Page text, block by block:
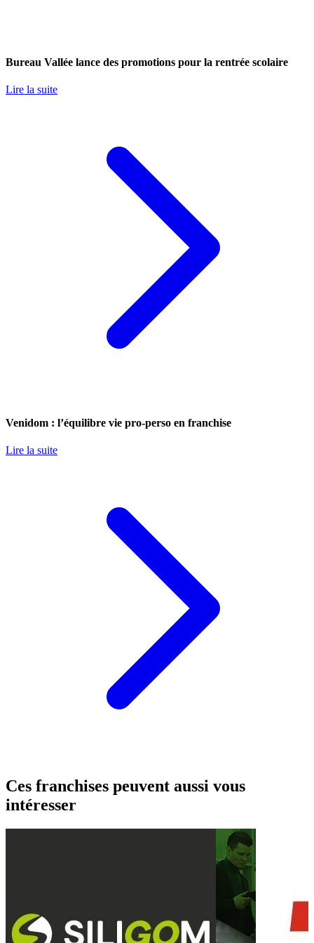
Bureau Vallée lance des promotions pour la rentrée scolaire
Lire la suite
Venidom : l’équilibre vie pro-perso en franchise
Lire la suite
Ces franchises peuvent aussi vous
intéresser